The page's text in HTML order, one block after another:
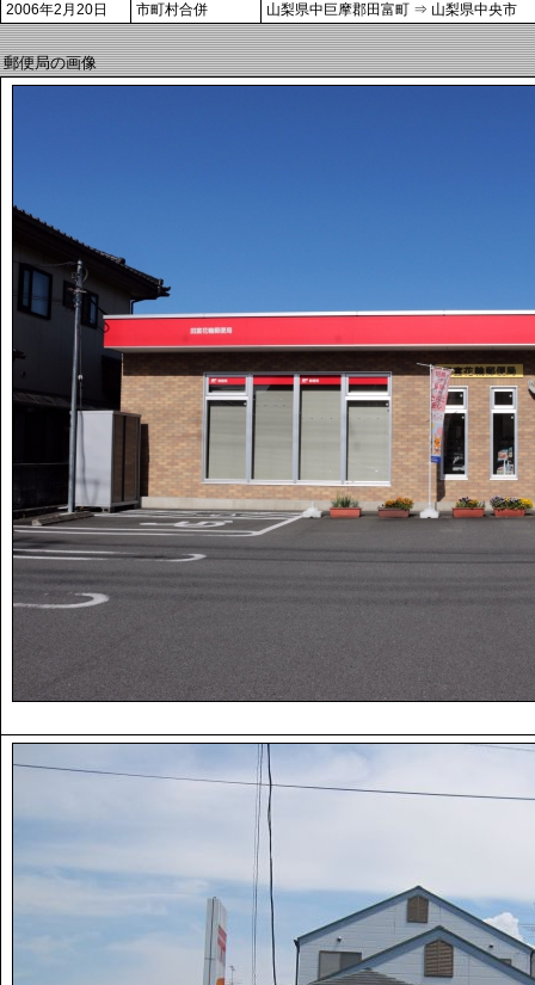
2006年2月20日 市町村合併 山梨県中巨摩郡田富町 ⇒ 山梨県中央市
郵便局の画像